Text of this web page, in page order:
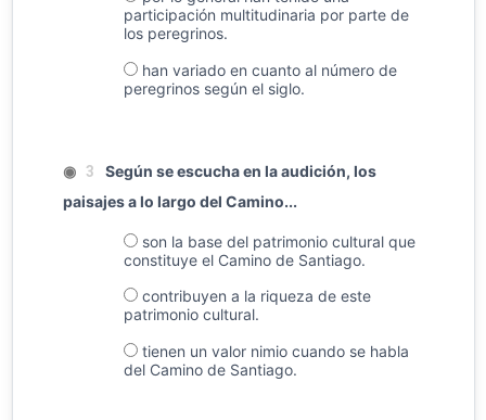
participación multitudinaria por parte de
los peregrinos.
han variado en cuanto al número de
peregrinos según el siglo.
◉ 3
Según se escucha en la audición, los
paisajes a lo largo del Camino...
son la base del patrimonio cultural que
constituye el Camino de Santiago.
contribuyen a la riqueza de este
patrimonio cultural.
tienen un valor nimio cuando se habla
del Camino de Santiago.